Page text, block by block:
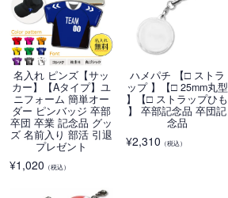
名入れ ピンズ【サッ
カー】【Aタイプ】ユ
ニフォーム 簡単オー
ダー ピンバッジ 卒部
卒団 卒業 記念品 グッ
ズ 名前入り 部活 引退
プレゼント
¥1,020 （税込）
ハメパチ 【□ ストラ
ップ 】【□ 25mm丸型
】【□ ストラップひも
】 卒部記念品 卒団記
念品
¥2,310 （税込）